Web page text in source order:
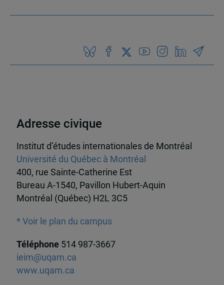
Adresse civique
Institut d’études internationales de Montréal
Université du Québec à Montréal
400, rue Sainte-Catherine Est
Bureau A-1540, Pavillon Hubert-Aquin
Montréal (Québec) H2L 3C5
* Voir le plan du campus
Téléphone 514 987-3667
ieim@uqam.ca
www.uqam.ca